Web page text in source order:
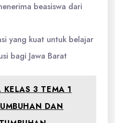
beasiswa dari
yang kuat untuk belajar
bagi Jawa Barat
KELAS 3 TEMA 1
DAN